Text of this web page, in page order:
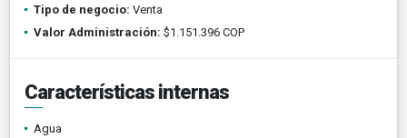
Tipo de negocio: Venta
Valor Administración: $1.151.396 COP
Características internas
Agua